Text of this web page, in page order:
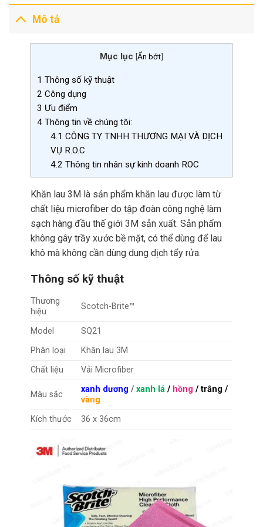
Mô tả
Mục lục [Ẩn bớt]
1 Thông số kỹ thuật
2 Công dụng
3 Ưu điểm
4Thông tin về chúng tôi:
4.1 CÔNG TY TNHH THƯƠNG MẠI VÀ DỊCH
VỤ R.O.C
4.2 Thông tin nhân sự kinh doanh ROC
Khăn lau 3M là sản phẩm khăn lau được làm từ
chất liệu microfiber do tập đoàn công nghệ làm
sạch hàng đầu thế giới 3M sản xuất. Sản phẩm
không gây trầy xước bề mặt, có thể dùng để lau
khô mà không cần dùng dung dịch tẩy rửa.
Thông số kỹ thuật
Thương
hiệu
Scotch-Brite™
Model
SQ21
Phân loại
Khăn lau 3M
Chất liệu
Vải Microfiber
Màu sắc
xanh dương / xanh lá / hồng / trắng /
vàng
Kích thước
36 x 36cm